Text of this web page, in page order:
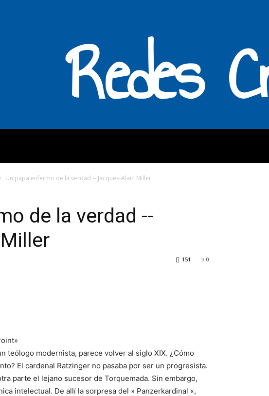
Redes
Un papa enfermo de la verdad -- Jacques-Alain Miller
de la verdad --
0
151
teólogo modernista, parece volver al siglo XIX. ¿Cómo
El cardenal Ratzinger no pasaba por ser un progresista.
parte el lejano sucesor de Torquemada. Sin embargo,
intelectual. De allí la sorpresa del » Panzerkardinal «,